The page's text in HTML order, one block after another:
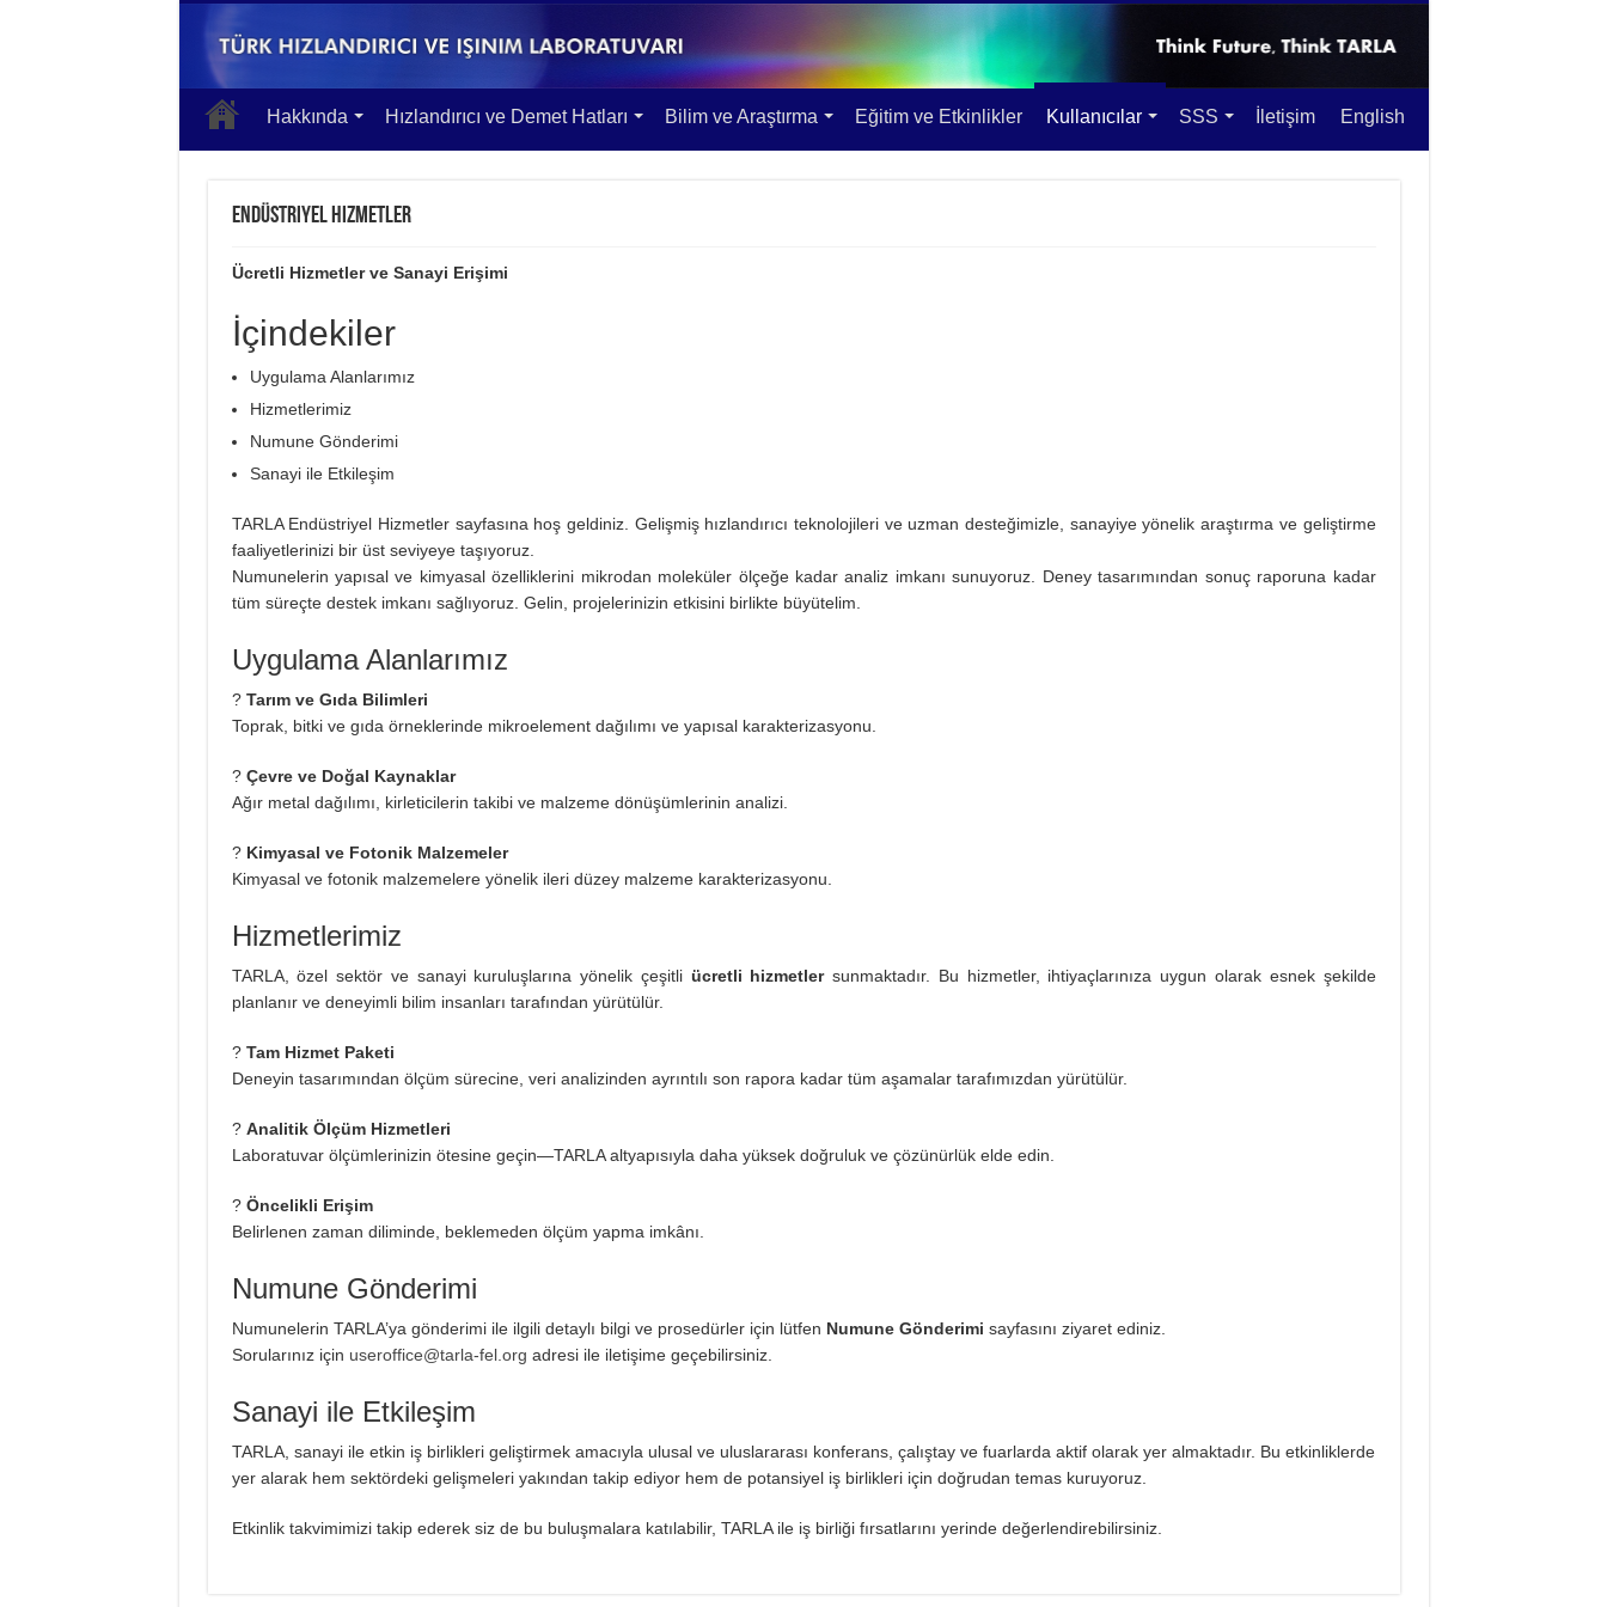
Hakkında Hızlandırıcı ve Demet Hatları Bilim ve Araştırma Eğitim ve Etkinlikler Kullanıcılar SSS İletişim English
Endüstriyel Hizmetler
Ücretli Hizmetler ve Sanayi Erişimi
İçindekiler
Uygulama Alanlarımız
Hizmetlerimiz
Numune Gönderimi
Sanayi ile Etkileşim
TARLA Endüstriyel Hizmetler sayfasına hoş geldiniz. Gelişmiş hızlandırıcı teknolojileri ve uzman desteğimizle, sanayiye yönelik araştırma ve geliştirme
faaliyetlerinizi bir üst seviyeye taşıyoruz.
Numunelerin yapısal ve kimyasal özelliklerini mikrodan moleküler ölçeğe kadar analiz imkanı sunuyoruz. Deney tasarımından sonuç raporuna kadar
tüm süreçte destek imkanı sağlıyoruz. Gelin, projelerinizin etkisini birlikte büyütelim.
Uygulama Alanlarımız
? Tarım ve Gıda Bilimleri
Toprak, bitki ve gıda örneklerinde mikroelement dağılımı ve yapısal karakterizasyonu.
? Çevre ve Doğal Kaynaklar
Ağır metal dağılımı, kirleticilerin takibi ve malzeme dönüşümlerinin analizi.
? Kimyasal ve Fotonik Malzemeler
Kimyasal ve fotonik malzemelere yönelik ileri düzey malzeme karakterizasyonu.
Hizmetlerimiz
TARLA, özel sektör ve sanayi kuruluşlarına yönelik çeşitli ücretli hizmetlersunmaktadır. Bu hizmetler, ihtiyaçlarınıza uygun olarak esnek şekilde
planlanır ve deneyimli bilim insanları tarafından yürütülür.
? Tam Hizmet Paketi
Deneyin tasarımından ölçüm sürecine, veri analizinden ayrıntılı son rapora kadar tüm aşamalar tarafımızdan yürütülür.
? Analitik Ölçüm Hizmetleri
Laboratuvar ölçümlerinizin ötesine geçin—TARLA altyapısıyla daha yüksek doğruluk ve çözünürlük elde edin.
? Öncelikli Erişim
Belirlenen zaman diliminde, beklemeden ölçüm yapma imkânı.
Numune Gönderimi
Numunelerin TARLA’ya gönderimi ile ilgili detaylı bilgi ve prosedürler için lütfen Numune Gönderimi sayfasını ziyaret ediniz.
Sorularınız için useroffice@tarla-fel.org adresi ile iletişime geçebilirsiniz.
Sanayi ile Etkileşim
TARLA, sanayi ile etkin iş birlikleri geliştirmek amacıyla ulusal ve uluslararası konferans, çalıştay ve fuarlarda aktif olarak yer almaktadır. Bu etkinliklerde
yer alarak hem sektördeki gelişmeleri yakından takip ediyor hem de potansiyel iş birlikleri için doğrudan temas kuruyoruz.
Etkinlik takvimimizi takip ederek siz de bu buluşmalara katılabilir, TARLA ile iş birliği fırsatlarını yerinde değerlendirebilirsiniz.